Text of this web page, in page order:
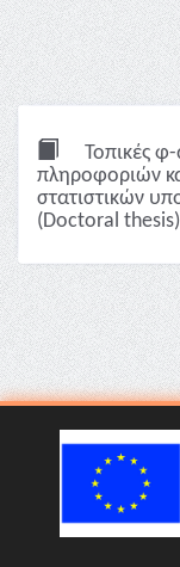
Τοπικές
πληροφοριών
στατιστικών
(Doctoral thesis)